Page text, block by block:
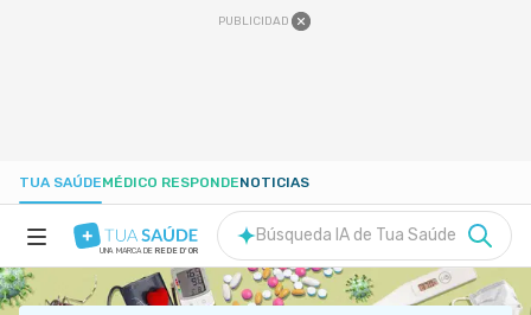
PUBLICIDAD
TUA SAÚDEMÉDICO RESPONDENOTICIAS
SALUD A-Z
UNA MARCA DE REDE D'OR
Búsqueda IA de Tua Saúde